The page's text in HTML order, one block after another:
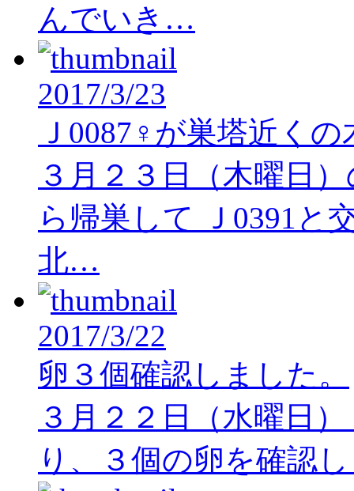
んでいき…
2017/3/23
Ｊ0087♀が巣塔近く
３月２３日（木曜日
ら帰巣して Ｊ0391と
北…
2017/3/22
卵３個確認しました。
３月２２日（水曜日
り、３個の卵を確